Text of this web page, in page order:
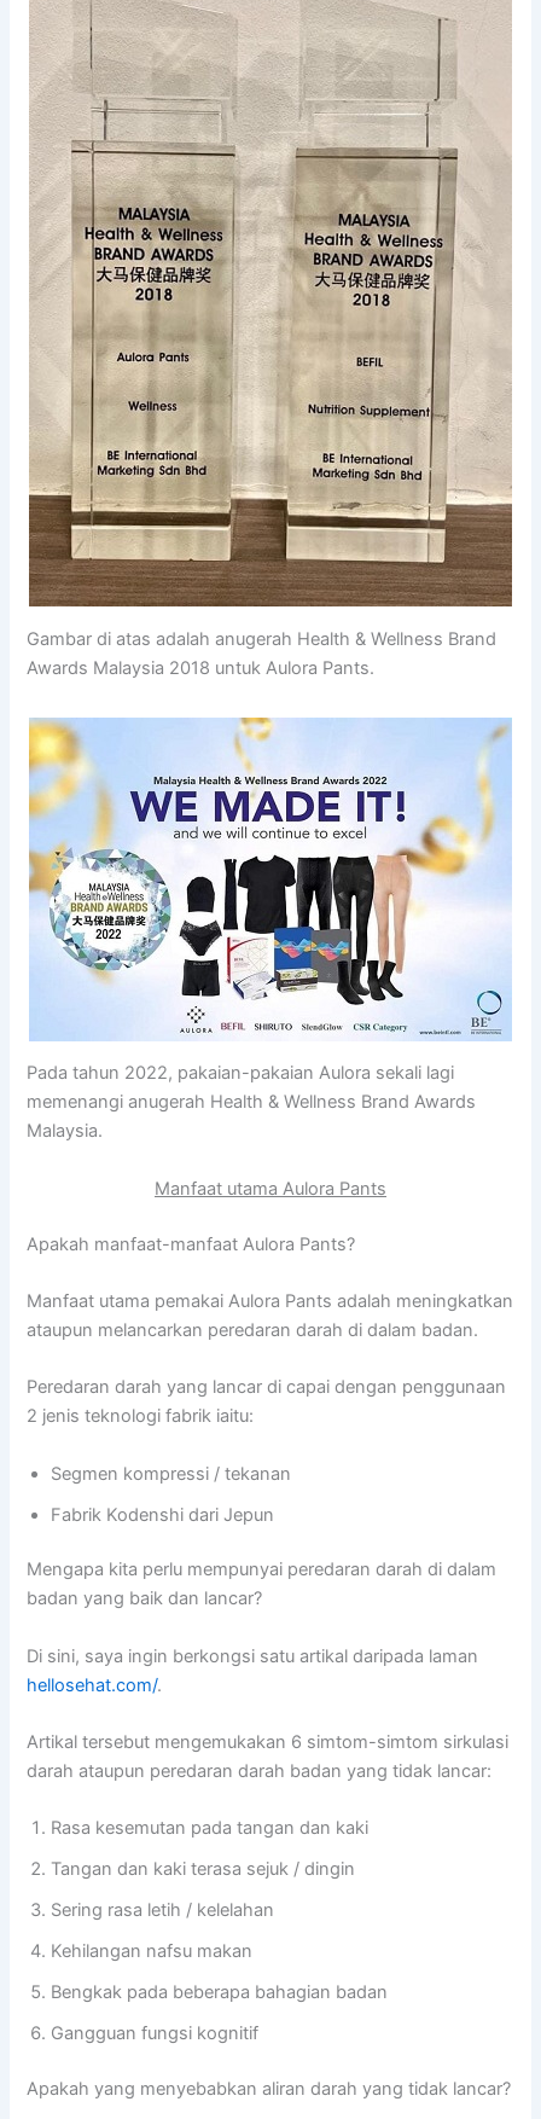
Gambar di atas adalah anugerah Health & Wellness Brand
Awards Malaysia 2018 untuk Aulora Pants.
Pada tahun 2022, pakaian-pakaian Aulora sekali lagi
memenangi anugerah Health & Wellness Brand Awards
Malaysia.
Manfaat utama Aulora Pants
Apakah manfaat-manfaat Aulora Pants?
Manfaat utama pemakai Aulora Pants adalah meningkatkan
ataupun melancarkan peredaran darah di dalam badan.
Peredaran darah yang lancar di capai dengan penggunaan
2 jenis teknologi fabrik iaitu:
Segmen kompressi / tekanan
Fabrik Kodenshi dari Jepun
Mengapa kita perlu mempunyai peredaran darah di dalam
badan yang baik dan lancar?
Di sini, saya ingin berkongsi satu artikal daripada laman
hellosehat.com/.
Artikal tersebut mengemukakan 6 simtom-simtom sirkulasi
darah ataupun peredaran darah badan yang tidak lancar:
Rasa kesemutan pada tangan dan kaki
Tangan dan kaki terasa sejuk / dingin
Sering rasa letih / kelelahan
Kehilangan nafsu makan
Bengkak pada beberapa bahagian badan
Gangguan fungsi kognitif
Apakah yang menyebabkan aliran darah yang tidak lancar?